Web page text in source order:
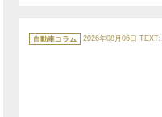
テ
ゴ
自動車コラム 2026年08月06日 TEXT: